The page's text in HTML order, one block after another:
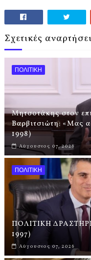
Σχετικές
ΠΟΛΙΤΙΚΗ
Μητσοτάκης στον
Βαρβιτσιώτη: «Μας
1998)
Αύγουστος 07, 2026
ΠΟΛΙΤΙΚΗ
ΠΟΛΙΤΙΚΗ
1997)
Αύγουστος 07, 2026